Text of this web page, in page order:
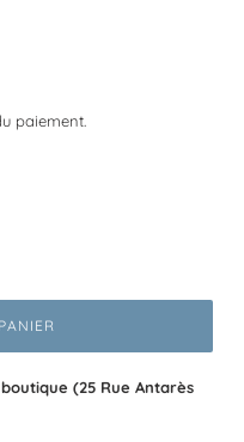
paiement.
(25 Rue Antarès